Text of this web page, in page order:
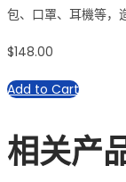
包、口罩、耳機等，
$148.00
Add to Cart
相关产